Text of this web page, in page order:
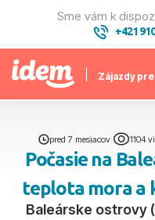
Sme vám k
+421
Zájazdy
pred 7 mesiacov 1104
Počasie na
teplota mora a
Baleárske ostrovy